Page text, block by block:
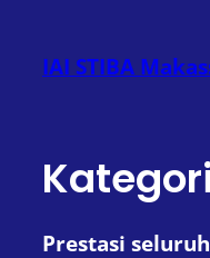
konten
IAI STIBA
Prestasi